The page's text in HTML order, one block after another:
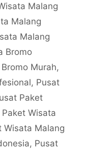
Malang
Malang
Malang
Bromo
Murah,
, Pusat
Paket
Paket Wisata
Wisata Malang
, Pusat